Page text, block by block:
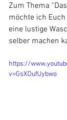
Zum Thema
möchte ich
eine lustige
selber machen
https://
v=GsXDufUybwo